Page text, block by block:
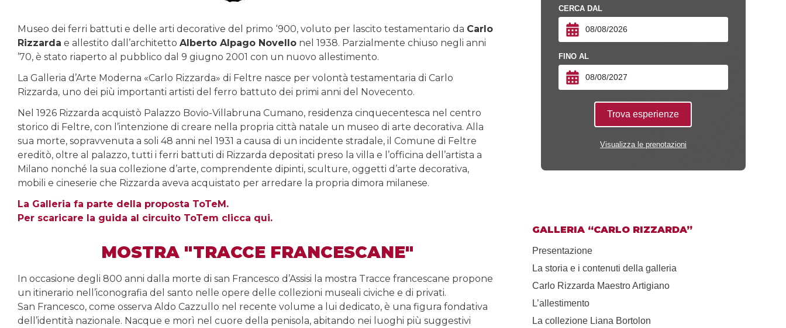
Museo dei ferri battuti e delle arti decorative del primo ‘900, voluto per lascito testamentario da Carlo
Rizzarda e allestito dall’architetto Alberto Alpago Novello nel 1938. Parzialmente chiuso negli anni
’70, è stato riaperto al pubblico dal 9 giugno 2001 con un nuovo allestimento.
La Galleria d’Arte Moderna «Carlo Rizzarda» di Feltre nasce per volontà testamentaria di Carlo
Rizzarda, uno dei più importanti artisti del ferro battuto dei primi anni del Novecento.
Nel 1926 Rizzarda acquistò Palazzo Bovio-Villabruna Cumano, residenza cinquecentesca nel centro
storico di Feltre, con l’intenzione di creare nella propria città natale un museo di arte decorativa. Alla
sua morte, sopravvenuta a soli 48 anni nel 1931 a causa di un incidente stradale, il Comune di Feltre
ereditò, oltre al palazzo, tutti i ferri battuti di Rizzarda depositati preso la villa e l’officina dell’artista a
Milano nonché la sua collezione d’arte, comprendente dipinti, sculture, oggetti d’arte decorativa,
mobili e cineserie che Rizzarda aveva acquistato per arredare la propria dimora milanese.
La Galleria fa parte della proposta ToTeM.
Per scaricare la guida al circuito ToTem clicca qui.
MOSTRA "TRACCE FRANCESCANE"
In occasione degli 800 anni dalla morte di san Francesco d’Assisi la mostra Tracce francescane propone
un itinerario nell’iconografia del santo nelle opere delle collezioni museali civiche e di privati.
San Francesco, come osserva Aldo Cazzullo nel recente volume a lui dedicato, è una figura fondativa
dell’identità nazionale. Nacque e morì nel cuore della penisola, abitando nei luoghi più suggestivi
CERCA DAL
FINO AL
Trova esperienze
Visualizza le prenotazioni
GALLERIA “CARLO RIZZARDA”
Presentazione
La storia e i contenuti della galleria
Carlo Rizzarda Maestro Artigiano
L’allestimento
La collezione Liana Bortolon